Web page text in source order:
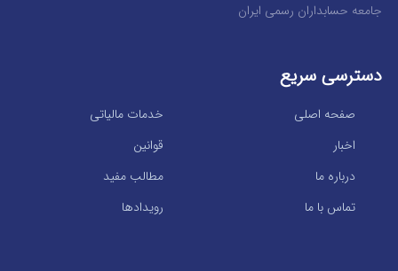
جامعه حسابداران رسمی ایران
دسترسی سریع
خدمات مالیاتی
صفحه اصلی
قوانین
اخبار
مطالب مفید
درباره ما
رویدادها
تماس با ما